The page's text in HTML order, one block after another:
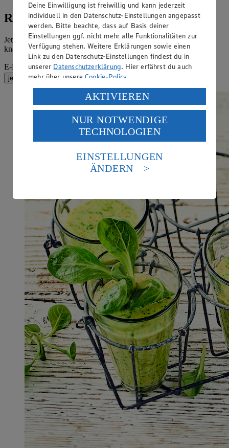
Rezepte, Gewinnspiele und Angebote
Jetzt zum Newsletter anmelden und leckere Rezeptideen sowie
knackfrische Angebote Ihres EDEKA Marktes erhalten.
E-Mail-Adresse (Pflichtfeld)
jetzt anmelden
Deine Einwilligung ist freiwillig und kann jederzeit
individuell in den Datenschutz-Einstellungen angepasst
werden. Bitte beachte, dass auf Basis deiner
Einstellungen ggf. nicht mehr alle Funktionalitäten zur
Verfügung stehen. Weitere Erklärungen sowie einen
Link zu den Datenschutz-Einstellungen findest du in
unserer Datenschutzerklärung. Hier erfährst du auch
mehr über unsereCookie-Policy.
Verarbeitung deiner personenbezogenen Daten in den
USA durch Facebook und YouTube:
Wenn du auf „Aktivieren“ klickst, willigst du im Sinne
des Art. 49 Abs. 1 Satz 1 lit. a) DSGVO ein, dass deine
Daten in den USA verarbeitet werden. Der EuGH sieht
die USA als Land mit einem nach europäischen
Standards nicht angemessenen Datenschutzniveau an.
Es besteht das Risiko eines Zugriffs durch US-
Informationen zum Herausgeber der Seite findest du
Impressum
AKTIVIEREN
NUR NOTWENDIGE
TECHNOLOGIEN
EINSTELLUNGEN
ÄNDERN